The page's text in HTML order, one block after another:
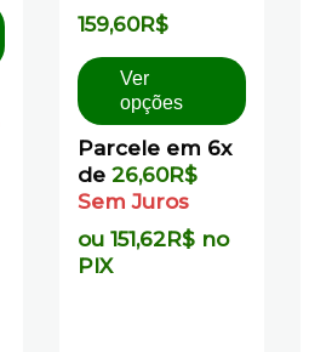
Avaliação
0
5
159,60R$
Ver
opções
Parcele em 6x
de26,60R$
Sem Juros
ou 151,62R$ no
PIX